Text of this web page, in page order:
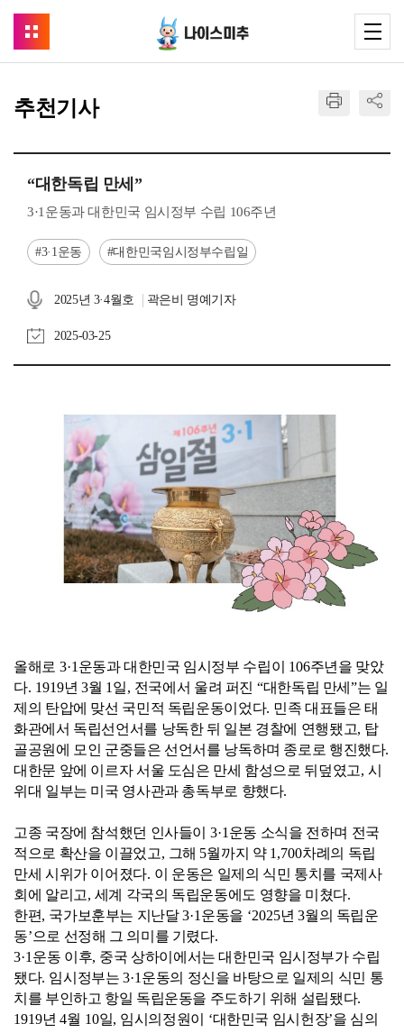
추천기사
“대한독립 만세”
3·1운동과 대한민국 임시정부 수립 106주년
3·1운동 대한민국임시정부수립일
2025년 3·4월호 곽은비 명예기자
2025-03-25
올해로 3·1 운동과 대한민국 임시정부 수립이 106주년을 맞았
다. 1919년 3월 1 일, 전국에서 울려 퍼진 “대한독립 만세 ”는 일
제의 탄압에 맞선 국민적 독립운동이었다. 민족 대표들은 태
화관에서 독립선언서를 낭독한 뒤 일본 경찰에 연행됐고, 탑
골공원에 모인 군중들은 선언서를 낭독하며 종로로 행진했다.
대한문 앞에 이르자 서울 도심은 만세 함성으로 뒤덮였고, 시
위대 일부는 미국 영사관과 총독부로 향했다.
고종 국장에 참석했던 인사들이 3·1 운동 소식을 전하며 전국
적으로 확산을 이끌었고, 그해 5월까지 약 1,700차례의 독립
만세 시위가 이어졌다. 이 운동은 일제의 식민 통치를 국제사
회에 알리고, 세계 각국의 독립운동에도 영향을 미쳤다.
한편, 국가보훈부는 지난달3·1 운동을 ‘2025년 3월의 독립운
동’으로 선정해 그 의미를 기렸다.
3·1 운동 이후, 중국 상하이에서는 대한민국 임시정부가 수립
됐다. 임시정부는 3·1 운동의 정신을 바탕으로 일제의 식민 통
치를 부인하고 항일 독립운동을 주도하기 위해 설립됐다.
1919년4월 10일, 임시의정원이 ‘대한민국 임시헌장’을 심의